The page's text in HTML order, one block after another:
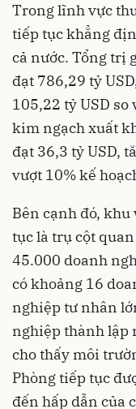
Trong lĩnh vực
tiếp tục khẳng
cả nước. Tổng trị
đạt 786,29 tỷ
105,22 tỷ USD
kim ngạch xuất
đạt 36,3 tỷ USD,
vượt 10% kế
Bên cạnh đó,
tục là trụ cột
45.000 doanh
có khoảng 16
nghiệp tư nhân
nghiệp thành lập
cho thấy môi
Phòng tiếp tục
đến hấp dẫn của